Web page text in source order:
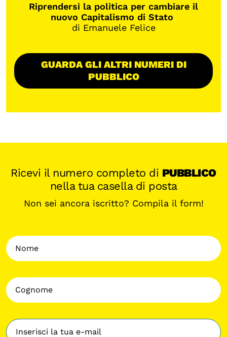
Riprendersi la politica per cambiare il
nuovo Capitalismo di Stato
di Emanuele Felice
GUARDA GLI ALTRI NUMERI DI
PUBBLICO
Ricevi il numero completo di PUBBLICO
nella tua casella di posta
Non sei ancora iscritto? Compila il form!